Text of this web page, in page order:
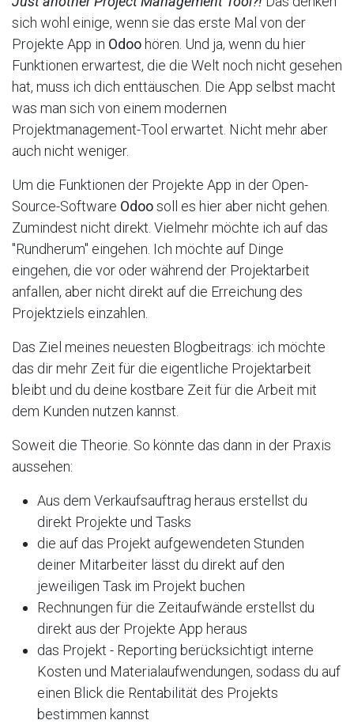
sich wohl einige, wenn sie das erste Mal von der
Projekte App in Odoohören. Und ja, wenn du hier
Funktionen erwartest, die die Welt noch nicht gesehen
hat, muss ich dich enttäuschen. Die App selbst macht
was man sich von einem modernen
Projektmanagement-Tool erwartet. Nicht mehr aber
auch nicht weniger.
Um die Funktionen der Projekte App in der Open-
Source-Software Odoosoll es hier aber nicht gehen.
Zumindest nicht direkt. Vielmehr möchte ich auf das
"Rundherum" eingehen. Ich möchte auf Dinge
eingehen, die vor oder während der Projektarbeit
anfallen, aber nicht direkt auf die Erreichung des
Projektziels einzahlen.
Das Ziel meines neuesten Blogbeitrags: ich möchte
das dir mehr Zeit für die eigentliche Projektarbeit
bleibt und du deine kostbare Zeit für die Arbeit mit
dem Kunden nutzen kannst.
Soweit die Theorie. So könnte das dann in der Praxis
aussehen:
Aus dem Verkaufsauftrag heraus erstellst du
direkt Projekte und Tasks
die auf das Projekt aufgewendeten Stunden
deiner Mitarbeiter lässt du direkt auf den
jeweiligen Task im Projekt buchen
Rechnungen für die Zeitaufwände erstellst du
direkt aus der Projekte App heraus
das Projekt - Reporting berücksichtigt interne
Kosten und Materialaufwendungen, sodass du auf
einen Blick die Rentabilität des Projekts
bestimmen kannst